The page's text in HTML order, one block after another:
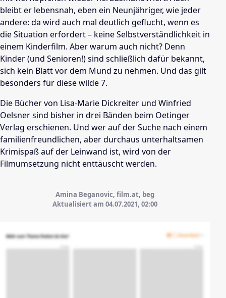
bleibt er lebensnah, eben ein Neunjähriger, wie jeder
andere: da wird auch mal deutlich geflucht, wenn es
die Situation erfordert – keine Selbstverständlichkeit in
einem Kinderfilm. Aber warum auch nicht? Denn
Kinder (und Senioren!) sind schließlich dafür bekannt,
sich kein Blatt vor dem Mund zu nehmen. Und das gilt
besonders für diese wilde 7.
Die Bücher von Lisa-Marie Dickreiter und Winfried
Oelsner sind bisher in drei Bänden beim Oetinger
Verlag erschienen. Und wer auf der Suche nach einem
familienfreundlichen, aber durchaus unterhaltsamen
Krimispaß auf der Leinwand ist, wird von der
Filmumsetzung nicht enttäuscht werden.
Amina Beganovic, film.at, beg
Aktualisiert am 04.07.2021, 02:00